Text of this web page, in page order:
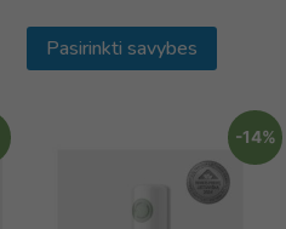
Pasirinkti savybes
-14%